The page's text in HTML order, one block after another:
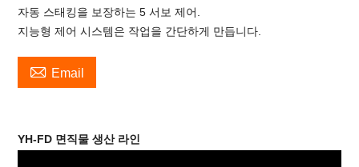
자동 스태킹을 보장하는 5 서보 제어.
지능형 제어 시스템은 작업을 간단하게 만듭니다.
 Email
YH-FD 면직물 생산 라인